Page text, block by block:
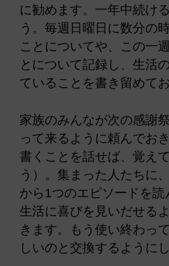
に勧めます。一年中続け
う。毎週日曜日に数分の
ことについてや、この一
とについて記録し、生活
ていることを書き留めて
家族のみんなが次の感謝
って来るように頼んでお
書くことを話せば、覚え
う）。集まった人たちに
から1つのエピソードを
生活に喜びを見いだせる
きます。もう使い終わっ
しいのと交換するようにし